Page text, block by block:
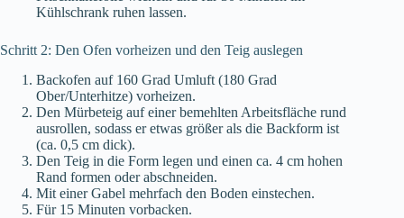
Kühlschrank ruhen lassen.
Schritt 2: Den Ofen vorheizen und den Teig auslegen
Backofen auf 160 Grad Umluft (180 Grad
Ober/Unterhitze) vorheizen.
Den Mürbeteig auf einer bemehlten Arbeitsfläche rund
ausrollen, sodass er etwas größer als die Backform ist
(ca. 0,5 cm dick).
Den Teig in die Form legen und einen ca. 4 cm hohen
Rand formen oder abschneiden.
Mit einer Gabel mehrfach den Boden einstechen.
Für 15 Minuten vorbacken.